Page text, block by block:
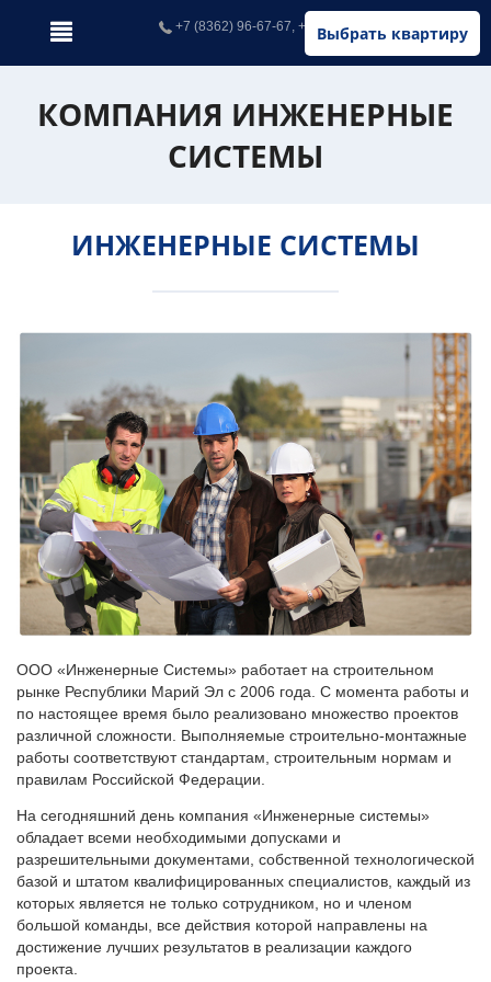
Выбрать квартиру
+7 (8362) 96-67-67, +7 (902) 326-67-67
КОМПАНИЯ ИНЖЕНЕРНЫЕ
СИСТЕМЫ
ИНЖЕНЕРНЫЕ СИСТЕМЫ
ООО «Инженерные Системы» работает на строительном
рынке Республики Марий Эл с 2006 года. С момента работы и
по настоящее время было реализовано множество проектов
различной сложности. Выполняемые строительно-монтажные
работы соответствуют стандартам, строительным нормам и
правилам Российской Федерации.
На сегодняшний день компания «Инженерные системы»
обладает всеми необходимыми допусками и
разрешительными документами, собственной технологической
базой и штатом квалифицированных специалистов, каждый из
которых является не только сотрудником, но и членом
большой команды, все действия которой направлены на
достижение лучших результатов в реализации каждого
проекта.